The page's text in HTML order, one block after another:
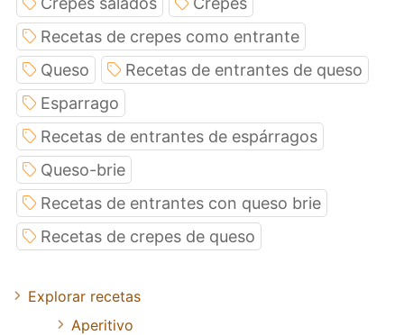
Recetas de crepes como entrante
Queso
Recetas de entrantes de queso
Esparrago
Recetas de entrantes de espárragos
Queso-brie
Recetas de entrantes con queso brie
Recetas de crepes de queso
Explorar recetas
Aperitivo